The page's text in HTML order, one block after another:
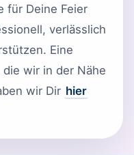
für Deine Feier
verlässlich
Eine
wir in der Nähe
wir Dir hier